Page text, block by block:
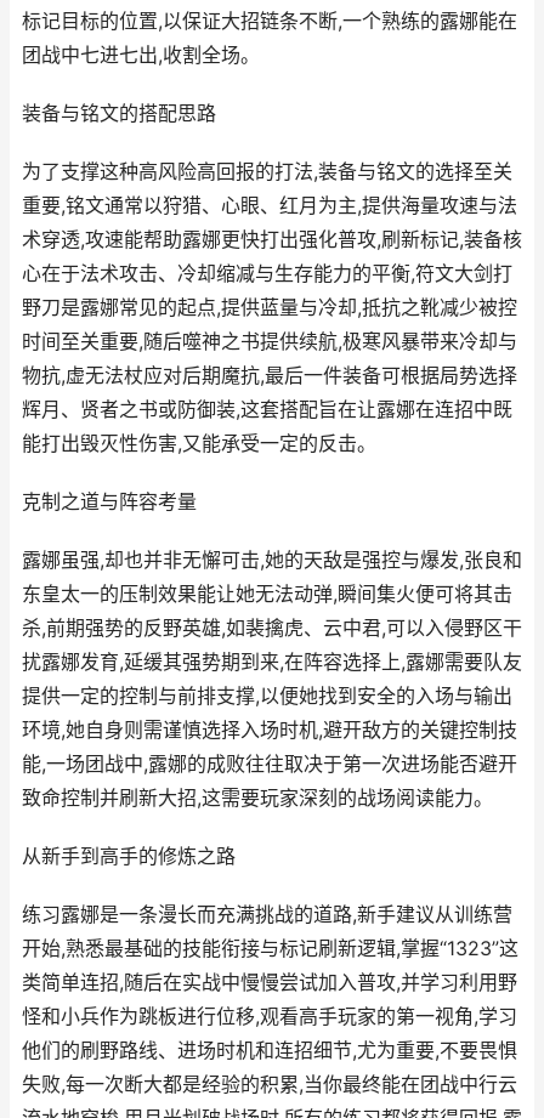
标记目标的位置,以保证大招链条不断,一个熟练的露娜能在
团战中七进七出,收割全场。
装备与铭文的搭配思路
为了支撑这种高风险高回报的打法,装备与铭文的选择至关
重要,铭文通常以狩猎、心眼、红月为主,提供海量攻速与法
术穿透,攻速能帮助露娜更快打出强化普攻,刷新标记,装备核
心在于法术攻击、冷却缩减与生存能力的平衡,符文大剑打
野刀是露娜常见的起点,提供蓝量与冷却,抵抗之靴减少被控
时间至关重要,随后噬神之书提供续航,极寒风暴带来冷却与
物抗,虚无法杖应对后期魔抗,最后一件装备可根据局势选择
辉月、贤者之书或防御装,这套搭配旨在让露娜在连招中既
能打出毁灭性伤害,又能承受一定的反击。
克制之道与阵容考量
露娜虽强,却也并非无懈可击,她的天敌是强控与爆发,张良和
东皇太一的压制效果能让她无法动弹,瞬间集火便可将其击
杀,前期强势的反野英雄,如裴擒虎、云中君,可以入侵野区干
扰露娜发育,延缓其强势期到来,在阵容选择上,露娜需要队友
提供一定的控制与前排支撑,以便她找到安全的入场与输出
环境,她自身则需谨慎选择入场时机,避开敌方的关键控制技
能,一场团战中,露娜的成败往往取决于第一次进场能否避开
致命控制并刷新大招,这需要玩家深刻的战场阅读能力。
从新手到高手的修炼之路
练习露娜是一条漫长而充满挑战的道路,新手建议从训练营
开始,熟悉最基础的技能衔接与标记刷新逻辑,掌握“1323”这
类简单连招,随后在实战中慢慢尝试加入普攻,并学习利用野
怪和小兵作为跳板进行位移,观看高手玩家的第一视角,学习
他们的刷野路线、进场时机和连招细节,尤为重要,不要畏惧
失败,每一次断大都是经验的积累,当你最终能在团战中行云